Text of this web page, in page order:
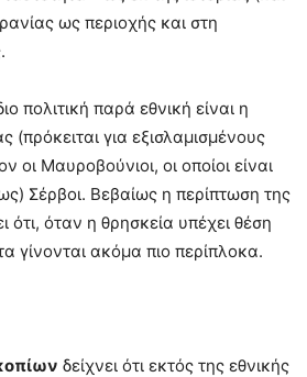
ως περιοχής και στη
πολιτική παρά εθνική είναι η
(πρόκειται για εξισλαμισμένους
Μαυροβούνιοι, οι οποίοι είναι
Σέρβοι. Βεβαίως η περίπτωση της
ότι, όταν η θρησκεία υπέχει θέση
γίνονται ακόμα πιο περίπλοκα.
δείχνει ότι εκτός της εθνικής